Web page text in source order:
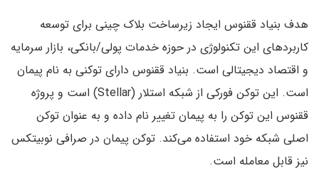
هدف بنیاد ققنوس ایجاد زیرساخت بلاک چینی برای توسعه
کاربردهای این تکنولوژی در حوزه خدمات پولی/بانکی، بازار سرمایه
و اقتصاد دیجیتالی است. بنیاد ققنوس دارای توکنی به نام پیمان
است. این توکن فورکی از شبکه استلار (Stellar) است و پروژه
ققنوس این توکن را به پیمان تغییر نام داده و به عنوان توکن
اصلی شبکه خود استفاده می‌کند. توکن پیمان در صرافی نوبیتکس
نیز قابل معامله است.